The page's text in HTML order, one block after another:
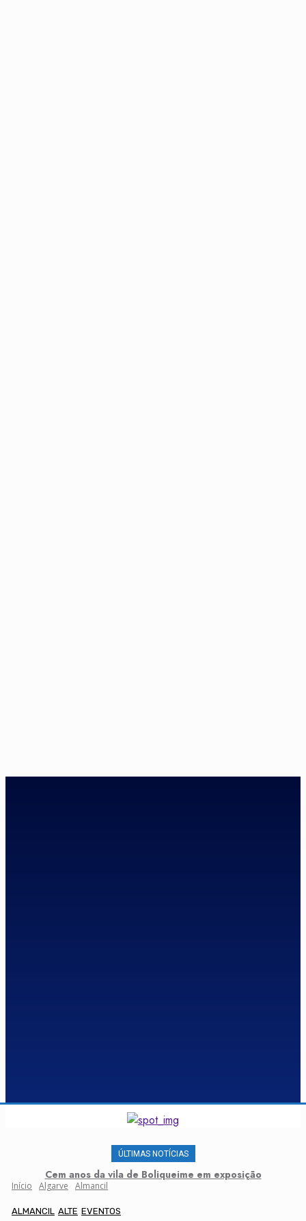
ÚLTIMAS NOTÍCIAS
Cem anos da vila de Boliqueime em exposição
Início Algarve Almancil
ALMANCIL ALTE EVENTOS